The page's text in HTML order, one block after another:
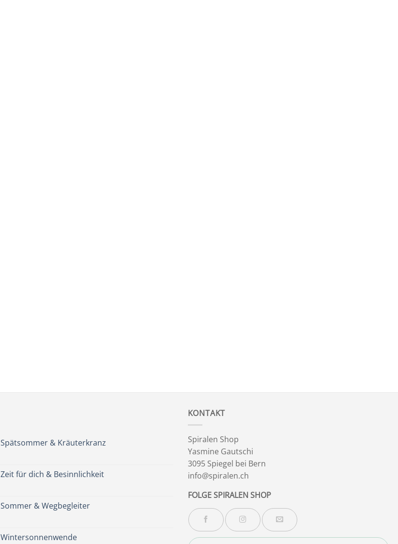
Spätsommer & Kräuterkranz
Spätsommer
&
Zeit für dich & Besinnlichkeit
Zeit
für
Sommer & Wegbegleiter
Sommer
&
Wintersonnenwende
KONTAKT
Spiralen Shop
Yasmine Gautschi
3095 Spiegel bei Bern
info@spiralen.ch
FOLGE SPIRALEN SHOP